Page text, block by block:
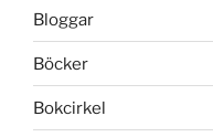
Bloggar
Böcker
Bokcirkel